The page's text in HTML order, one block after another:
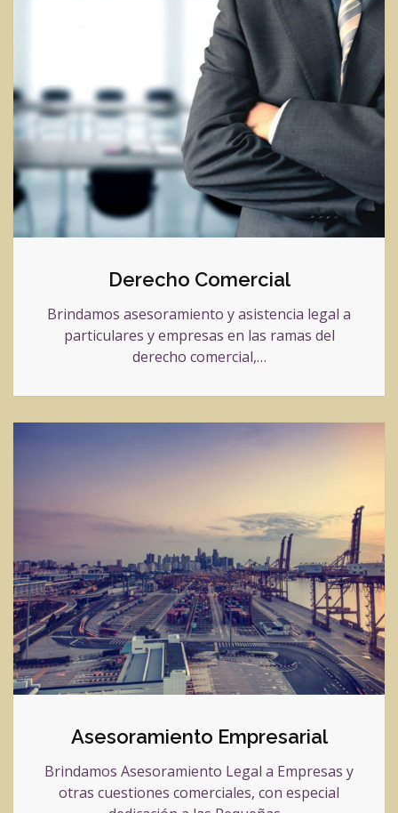
Derecho Comercial
Brindamos asesoramiento y asistencia legal a
particulares y empresas en las ramas del
derecho comercial,…
Asesoramiento Empresarial
Brindamos Asesoramiento Legal a Empresas y
otras cuestiones comerciales, con especial